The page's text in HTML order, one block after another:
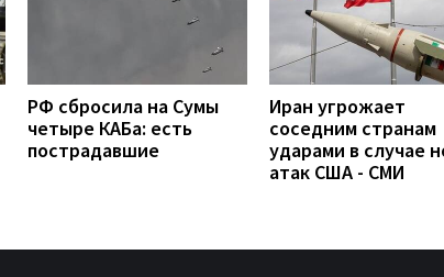
РФ сбросила на Сумы
четыре КАБа: есть
пострадавшие
Иран угрожает
соседним странам
ударами в случае
атак США - СМИ